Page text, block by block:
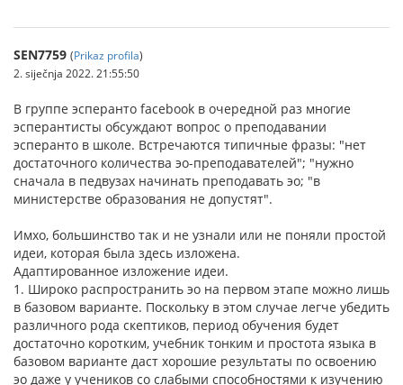
SEN7759 (Prikaz profila)
2. siječnja 2022. 21:55:50
В группе эсперанто facebook в очередной раз многие
эсперантисты обсуждают вопрос о преподавании
эсперанто в школе. Встречаются типичные фразы: "нет
достаточного количества эо-преподавателей"; "нужно
сначала в педвузах начинать преподавать эо; "в
министерстве образования не допустят".
Имхо, большинство так и не узнали или не поняли простой
идеи, которая была здесь изложена.
Адаптированное изложение идеи.
1. Широко распространить эо на первом этапе можно лишь
в базовом варианте. Поскольку в этом случае легче убедить
различного рода скептиков, период обучения будет
достаточно коротким, учебник тонким и простота языка в
базовом варианте даст хорошие результаты по освоению
эо даже у учеников со слабыми способностями к изучению